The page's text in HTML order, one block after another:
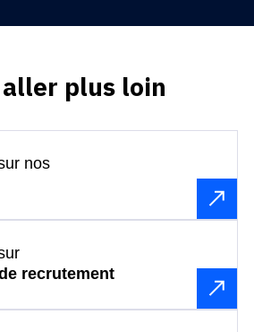
plus loin
nos
recrutement